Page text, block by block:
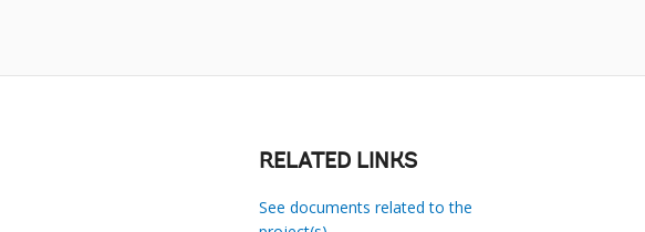
RELATED LINKS
See documents related to the